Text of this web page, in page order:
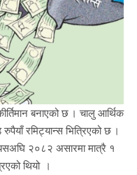
बनाएको छ । चालु आर्थिक
रमिट्यान्स भित्रिएको छ ।
२०८२ असारमा मात्रै १
थियो ।